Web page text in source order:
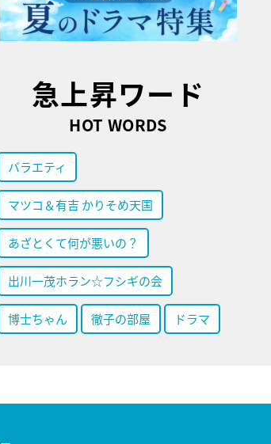
急上昇ワード
HOT WORDS
バラエティ
マツコ＆有吉 かりそめ天国
あざとくて何が悪いの？
出川一茂ホラン☆フシギの会
博士ちゃん 徹子の部屋 ドラマ